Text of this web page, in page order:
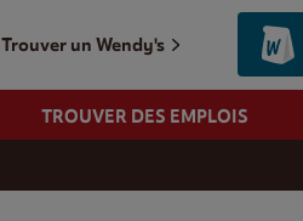
Trouver un Wendy's
TROUVER DES EMPLOIS